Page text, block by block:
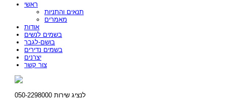
ראשי
תנאים והתניות
מאמרים
אודות
בשמים לנשים
בושם-לגבר
בשמים נדירים
יצרנים
צור קשר
לנציג שירות 050-2298000